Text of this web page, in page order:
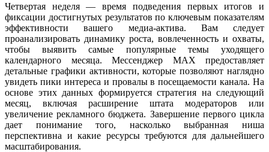
Четвертая неделя — время подведения первых итогов и
фиксации достигнутых результатов по ключевым показателям
эффективности вашего медиа-актива. Вам следует
проанализировать динамику роста, вовлеченность и охваты,
чтобы выявить самые популярные темы уходящего
календарного месяца. Мессенджер MAX предоставляет
детальные графики активности, которые позволяют наглядно
увидеть пики интереса и провалы в посещаемости канала. На
основе этих данных формируется стратегия на следующий
месяц, включая расширение штата модераторов или
увеличение рекламного бюджета. Завершение первого цикла
дает понимание того, насколько выбранная ниша
перспективна и какие ресурсы требуются для дальнейшего
масштабирования.